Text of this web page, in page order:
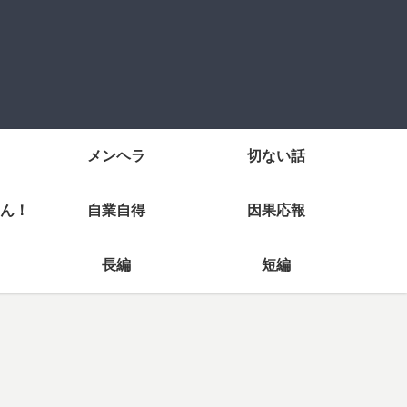
メンヘラ 切ない話
！ 自業自得 因果応報
長編 短編